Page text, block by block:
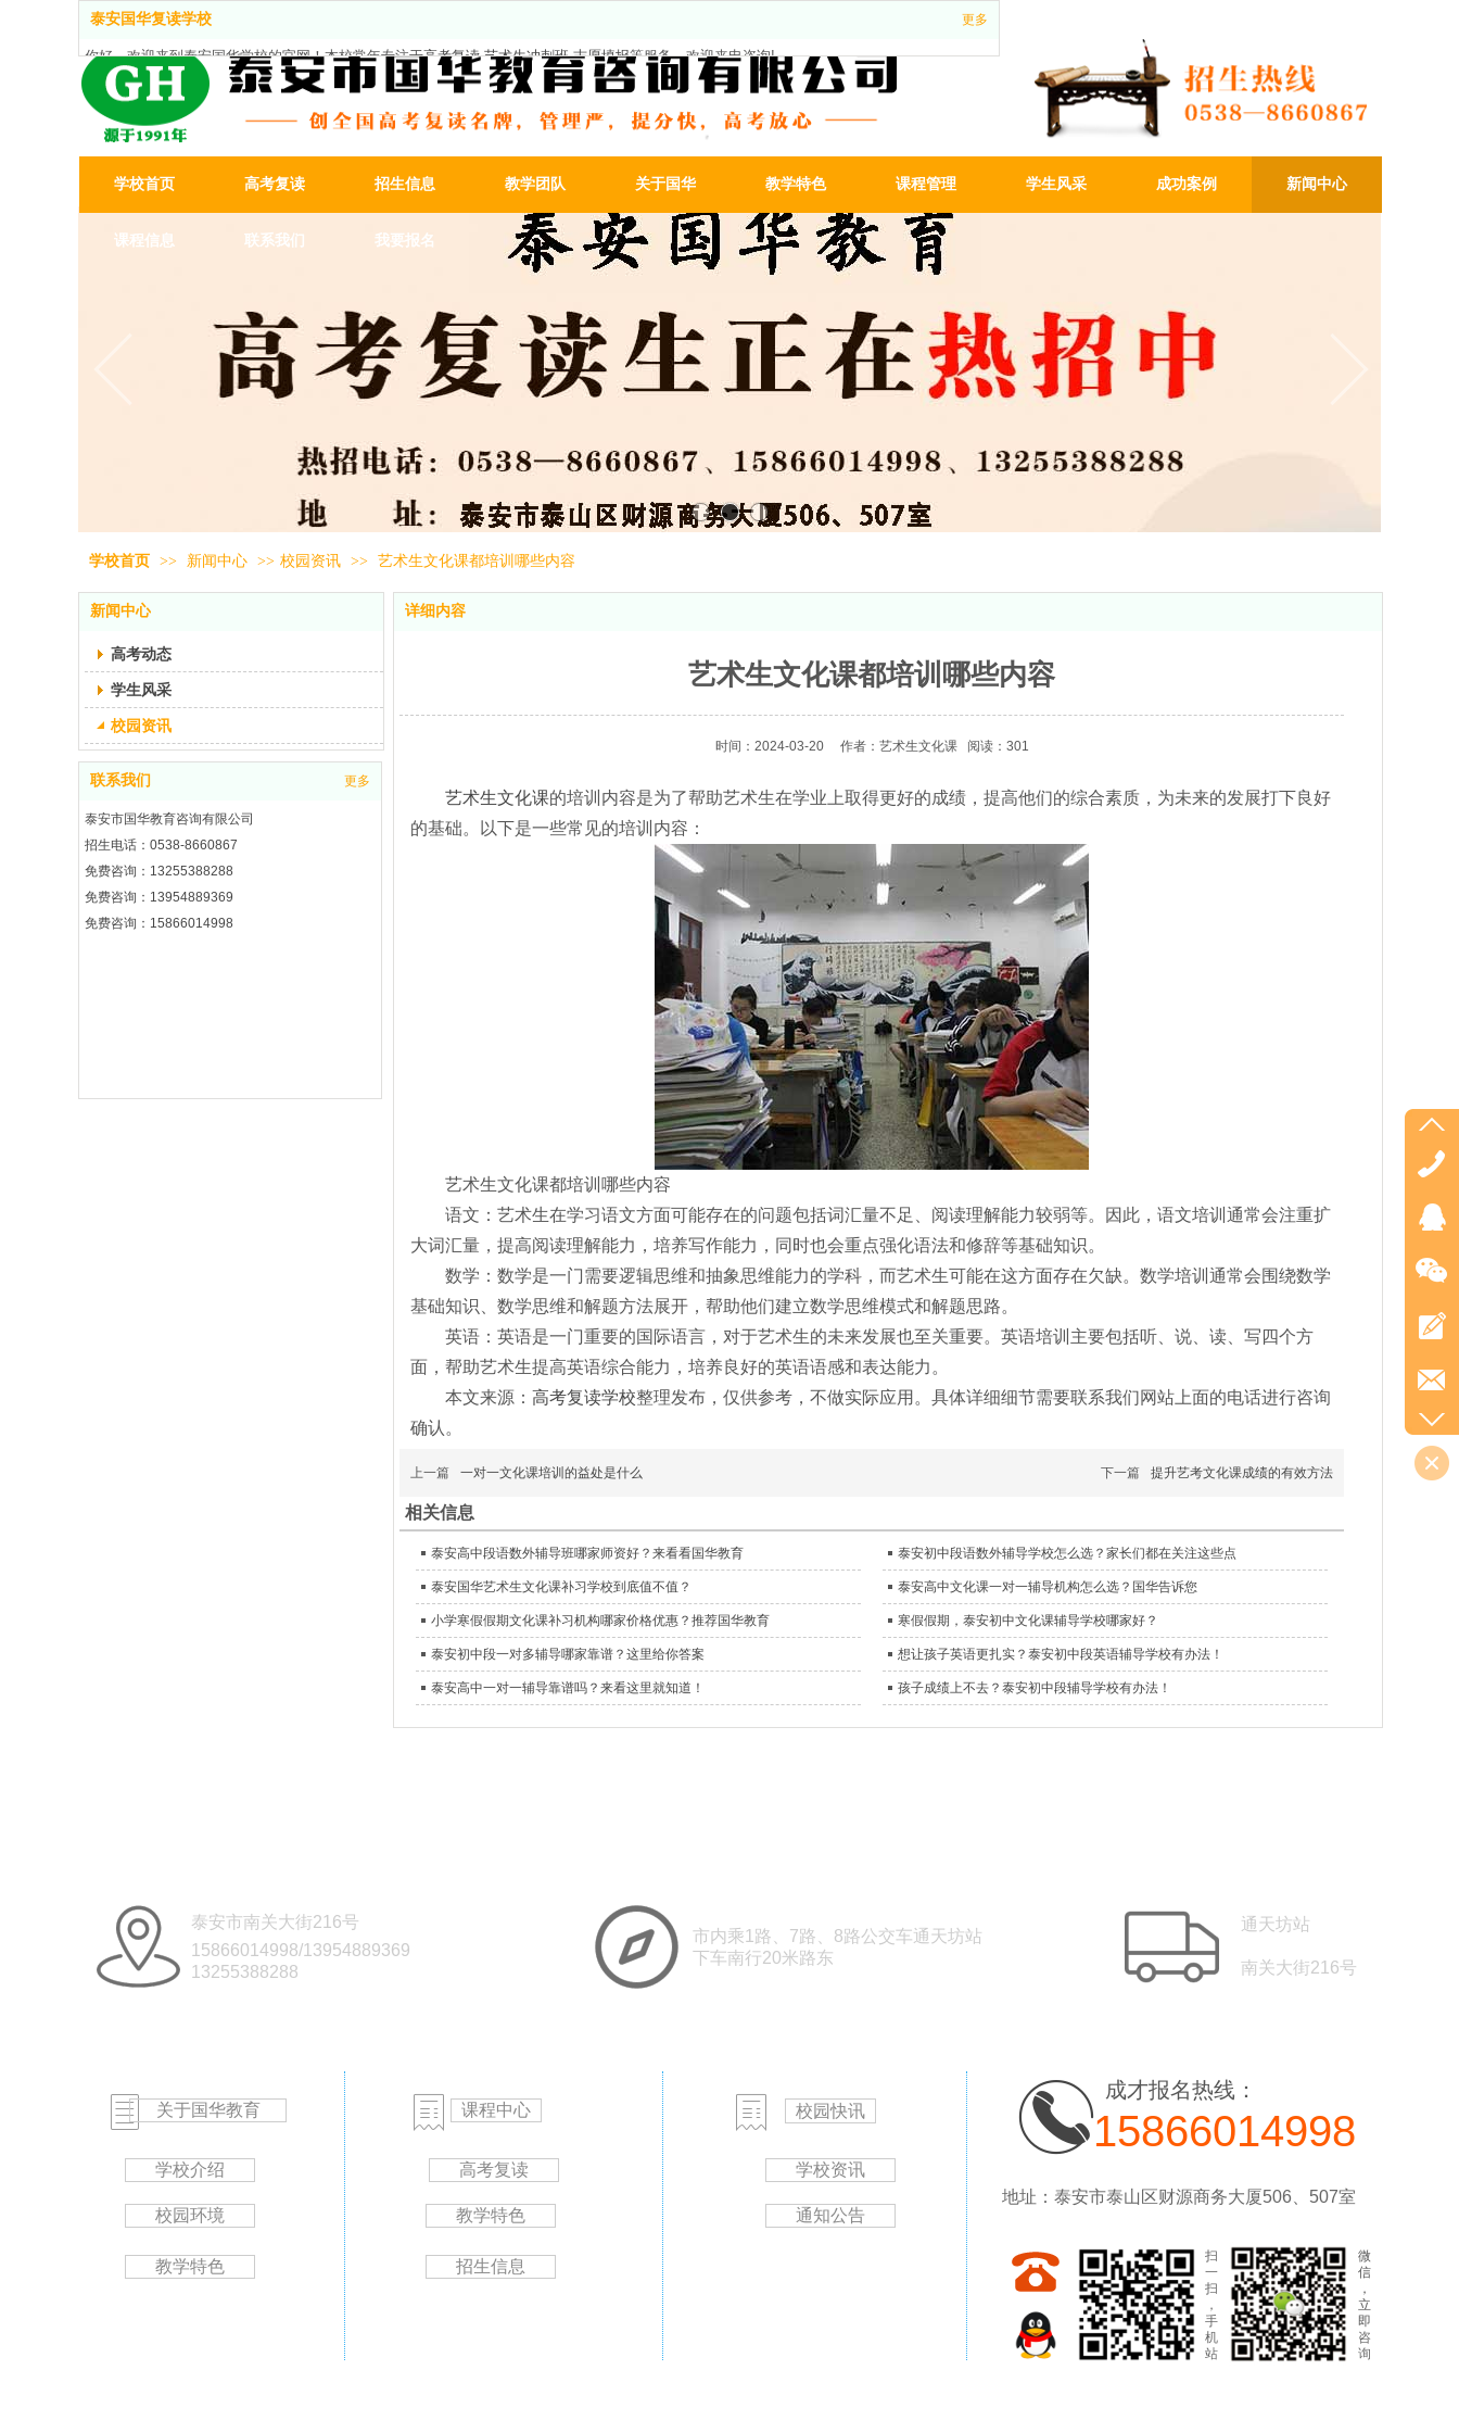
泰安国华复读学校 更多
你好，欢迎来到泰安国华学校的官网！本校常年专注于高考复读,艺术生冲刺班,志愿填报等服务，欢迎来电咨询!
学校首页 高考复读 招生信息 教学团队 关于国华 教学特色 课程管理 学生风采 成功案例 新闻中心
课程信息 联系我们 我要报名
学校首页 >> 新闻中心 >> 校园资讯 >> 艺术生文化课都培训哪些内容
新闻中心
高考动态
学生风采
校园资讯
联系我们 更多
泰安市国华教育咨询有限公司
招生电话：0538-8660867
免费咨询：13255388288
免费咨询：13954889369
免费咨询：15866014998
详细内容
艺术生文化课都培训哪些内容
时间：2024-03-20 作者：艺术生文化课 阅读：301
艺术生文化课的培训内容是为了帮助艺术生在学业上取得更好的成绩，提高他们的综合素质，为未来的发展打下良好
的基础。以下是一些常见的培训内容：
艺术生文化课都培训哪些内容
语文：艺术生在学习语文方面可能存在的问题包括词汇量不足、阅读理解能力较弱等。因此，语文培训通常会注重扩
大词汇量，提高阅读理解能力，培养写作能力，同时也会重点强化语法和修辞等基础知识。
数学：数学是一门需要逻辑思维和抽象思维能力的学科，而艺术生可能在这方面存在欠缺。数学培训通常会围绕数学
基础知识、数学思维和解题方法展开，帮助他们建立数学思维模式和解题思路。
英语：英语是一门重要的国际语言，对于艺术生的未来发展也至关重要。英语培训主要包括听、说、读、写四个方
面，帮助艺术生提高英语综合能力，培养良好的英语语感和表达能力。
本文来源： 高考复读学校整理发布，仅供参考，不做实际应用。具体详细细节需要联系我们网站上面的电话进行咨询
确认。
上一篇 一对一文化课培训的益处是什​么 下一篇 提升艺考文化课成绩的有效方法
相关信息
泰安高中段语数外辅导班哪家师资好？来看看国华教育 泰安初中段语数外辅导学校怎么选？家长们都在关注这些点
泰安国华艺术生文化课补习学校到底值不值？ 泰安高中文化课一对一辅导机构怎么选？国华告诉您
小学寒假假期文化课补习机构哪家价格优惠？推荐国华教育 寒假假期，泰安初中文化课辅导学校哪家好？
泰安初中段一对多辅导哪家靠谱？这里给你答案 想让孩子英语更扎实？泰安初中段英语辅导学校有办法！
泰安高中一对一辅导靠谱吗？来看这里就知道！ 孩子成绩上不去？泰安初中段辅导学校有办法！
泰安市南关大街216号
15866014998/13954889369
13255388288
市内乘1路、7路、8路公交车通天坊站
下车南行20米路东
通天坊站
南关大街216号
关于国华教育
学校介绍
校园环境
教学特色
课程中心
教学特色
高考复读
招生信息
校园快讯
学校资讯
通知公告
15866014998
成才报名热线：
地址：泰安市泰山区财源商务大厦506、507室
微
信
，
立
即
咨
询
扫
一
扫
，
手
机
站